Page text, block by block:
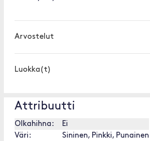
Arvostelut
Luokka(t)
Attribuutti
Olkahihna:
Ei
Väri:
Sininen, Pinkki, Punainen